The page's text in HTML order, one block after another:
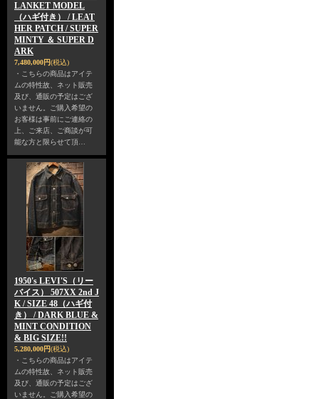
LANKET MODEL
（ハギ付き） / LEAT
HER PATCH / SUPER
MINTY ＆ SUPER D
ARK
7,480,000円(税込)
・こちらの商品はアイテ
ムの特性故、ネット販売
及び、通販の予定はござ
いません。ご購入希望の
お客様は事前にご連絡の
上、ご来店、ご商談が可
能な方と限らせて頂…
1950's LEVI'S（リー
バイス） 507XX 2nd J
K / SIZE 48（ハギ付
き） / DARK BLUE &
MINT CONDITION
& BIG SIZE!!
5,280,000円(税込)
・こちらの商品はアイテ
ムの特性故、ネット販売
及び、通販の予定はござ
いません。ご購入希望の